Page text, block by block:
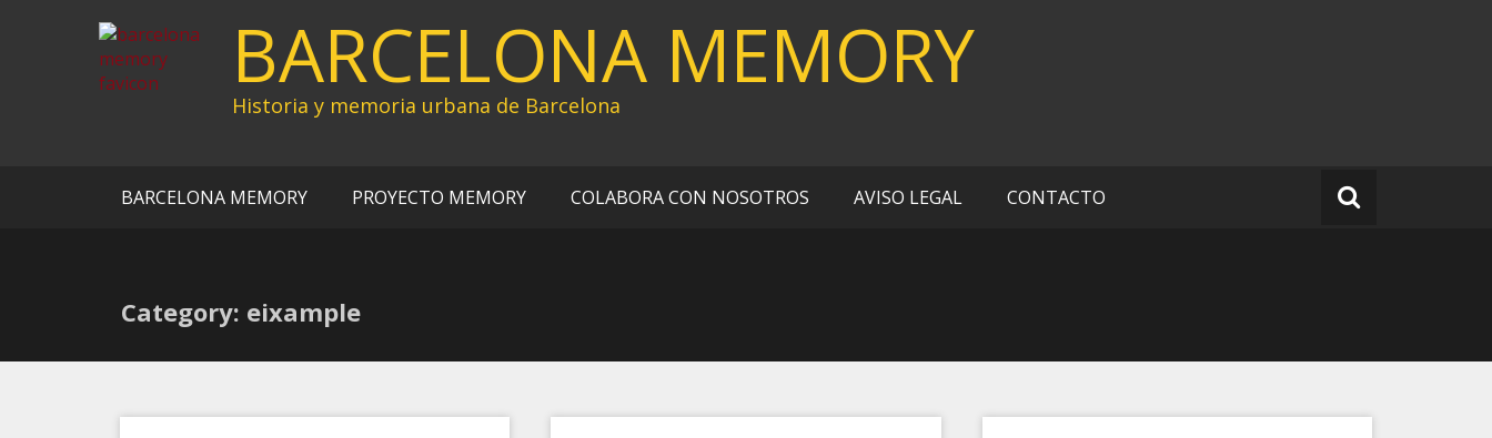
BARCELONA MEMORY
Historia y memoria urbana de Barcelona
BARCELONA MEMORY PROYECTO MEMORY COLABORA CON NOSOTROS AVISO LEGAL CONTACTO
Category: eixample